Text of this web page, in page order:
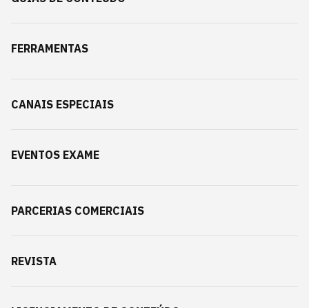
FERRAMENTAS
CANAIS ESPECIAIS
EVENTOS EXAME
PARCERIAS COMERCIAIS
REVISTA